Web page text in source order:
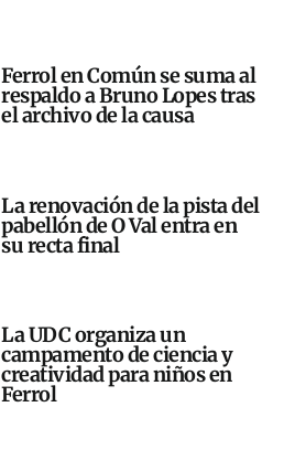
Ferrol en Común se suma al
respaldo a Bruno Lopes tras
el archivo de la causa
La renovación de la pista del
pabellón de O Val entra en
su recta final
La UDC organiza un
campamento de ciencia y
creatividad para niños en
Ferrol